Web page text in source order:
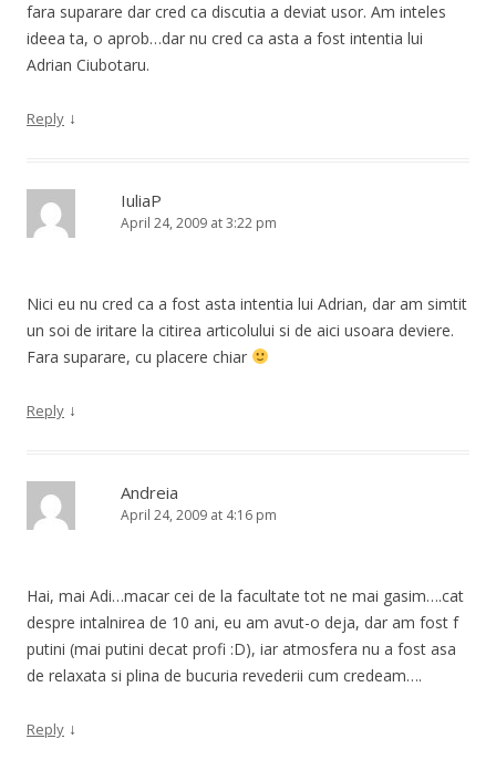
fara suparare dar cred ca discutia a deviat usor. Am inteles
ideea ta, o aprob…dar nu cred ca asta a fost intentia lui
Adrian Ciubotaru.
Reply ↓
IuliaP
April 24, 2009 at 3:22 pm
Nici eu nu cred ca a fost asta intentia lui Adrian, dar am simtit
un soi de iritare la citirea articolului si de aici usoara deviere.
Fara suparare, cu placere chiar
Reply ↓
Andreia
April 24, 2009 at 4:16 pm
Hai, mai Adi…macar cei de la facultate tot ne mai gasim….cat
despre intalnirea de 10 ani, eu am avut-o deja, dar am fost f
putini (mai putini decat profi :D), iar atmosfera nu a fost asa
de relaxata si plina de bucuria revederii cum credeam….
Reply ↓